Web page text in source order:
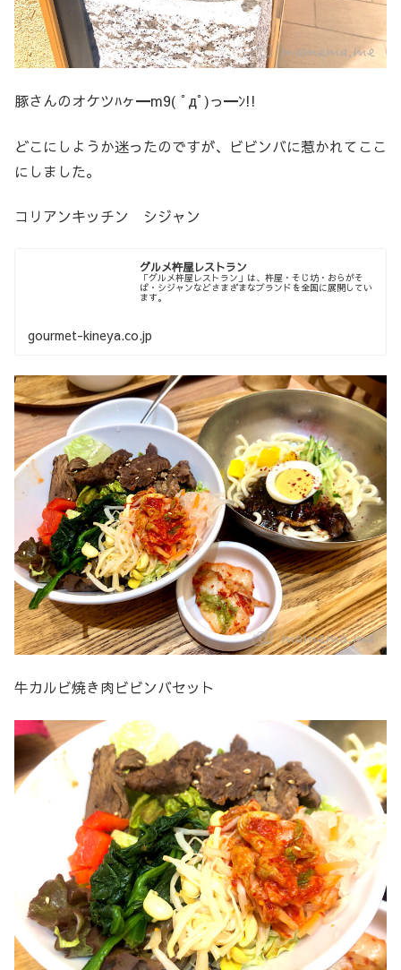
豚さんのオケツﾊヶ━m9( ﾟдﾟ)っ━ﾝ!!
どこにしようか迷ったのですが、ビビンバに惹かれてここ
にしました。
コリアンキッチン シジャン
グルメ杵屋レストラン
「グルメ杵屋レストラン」は、杵屋・そじ坊・おらがそ
ば・シジャンなどさまざまなブランドを全国に展開してい
ます。
gourmet-kineya.co.jp
牛カルビ焼き肉ビビンバセット